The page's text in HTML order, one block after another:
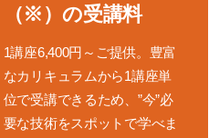
（※）の受講料
1講座6,400円～ご提供。豊富
なカリキュラムから1講座単
位で受講できるため、”今”必
要な技術をスポットで学べま